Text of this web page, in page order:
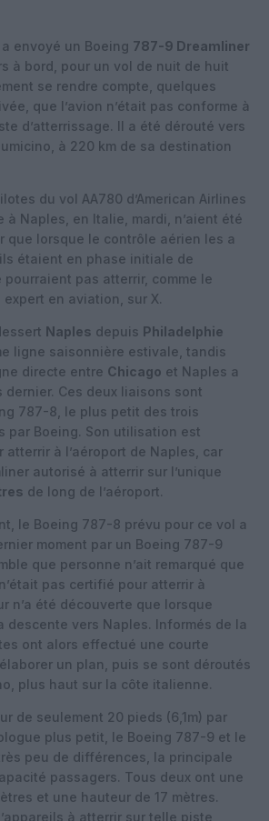
a envoyé un Boeing 787-9 Dreamliner
à bord, pour un vol de nuit de huit
se rendre compte, quelques
que l’avion n’était pas conforme à
d’atterrissage. Il a été dérouté vers
à 220 km de sa destination
du vol AA780 d’American Airlines
à Naples, en Italie, mardi, n’aient été
que lorsque le contrôle aérien les a
étaient en phase initiale de
pourraient pas atterrir, comme le
en aviation, sur X.
Naples depuis Philadelphie
ligne saisonnière estivale, tandis
directe entre Chicago et Naples a
dernier. Ces deux liaisons sont
787-8, le plus petit des trois
par Boeing. Son utilisation est
à l’aéroport de Naples, car
autorisé à atterrir sur l’unique
de long de l’aéroport.
le Boeing 787-8 prévu pour ce vol a
moment par un Boeing 787-9
que personne n’ait remarqué que
pas certifié pour atterrir à
n’a été découverte que lorsque
descente vers Naples. Informés de la
ont alors effectué une courte
un plan, puis se sont déroutés
plus haut sur la côte italienne.
de seulement 20 pieds (6,1m) par
plus petit, le Boeing 787-9 et le
peu de différences, la principale
passagers. Tous deux ont une
et une hauteur de 17 mètres.
à atterrir sur telle piste